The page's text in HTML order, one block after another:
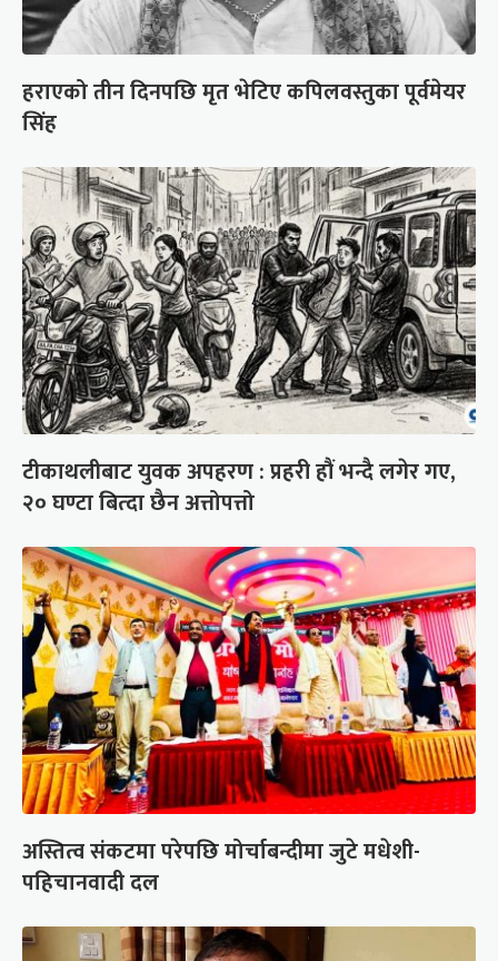
हराएको तीन दिनपछि मृत भेटिए कपिलवस्तुका पूर्वमेयर
सिंह
टीकाथलीबाट युवक अपहरण : प्रहरी हौं भन्दै लगेर गए,
२० घण्टा बित्दा छैन अत्तोपत्तो
अस्तित्व संकटमा परेपछि मोर्चाबन्दीमा जुटे मधेशी-
पहिचानवादी दल